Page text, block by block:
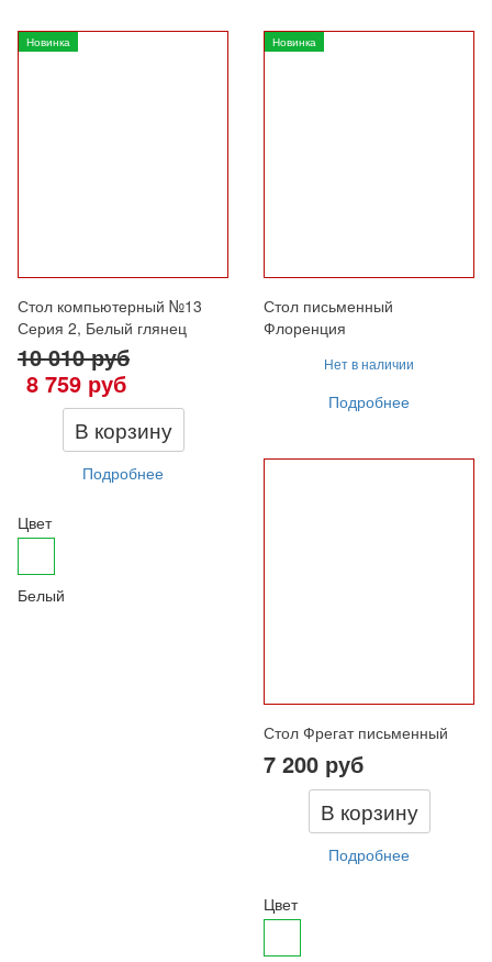
Новинка
Стол компьютерный №13
Серия 2, Белый глянец
10 010руб
8 759 руб
В корзину
Подробнее
Цвет
Белый
Новинка
Стол письменный
Флоренция
Нет в наличии
Подробнее
Стол Фрегат письменный
7 200 руб
В корзину
Подробнее
Цвет